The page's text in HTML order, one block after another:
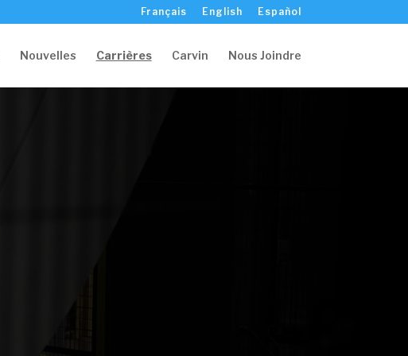
Français English Español
Nouvelles Carrières Carvin Nous Joindre